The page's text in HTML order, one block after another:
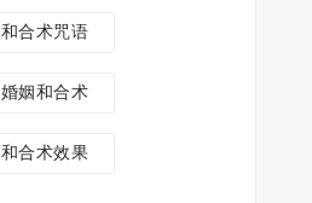
和合术咒语
婚姻和合术
和合术效果